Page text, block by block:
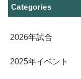
Categories
2026年試合
2025年イベント